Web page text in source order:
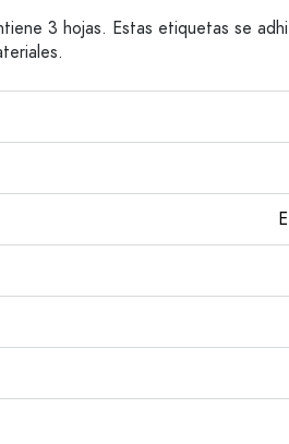
de plástico
3 hojas. Estas etiquetas se